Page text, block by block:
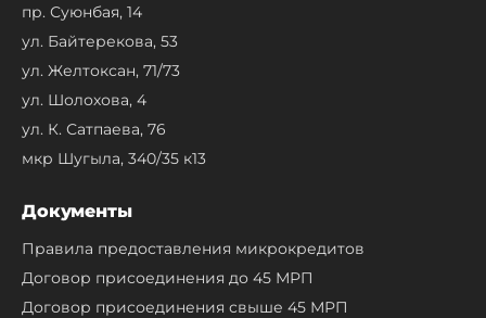
пр. Суюнбая, 14
ул. Байтерекова, 53
ул. Желтоксан, 71/73
ул. Шолохова, 4
ул. К. Сатпаева, 76
мкр Шугыла, 340/35 к13
Документы
Правила предоставления микрокредитов
Договор присоединения до 45 МРП
Договор присоединения свыше 45 МРП